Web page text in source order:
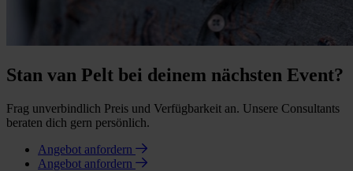
Stan van Pelt bei deinem nächsten Event?
Frag unverbindlich Preis und Verfügbarkeit an. Unsere Consultants
beraten dich gern persönlich.
Angebot anfordern
Angebot anfordern